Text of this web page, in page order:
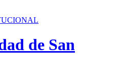
de San